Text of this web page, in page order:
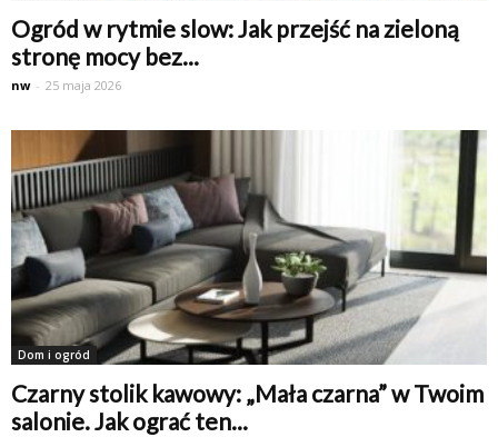
Ogród w rytmie slow: Jak przejść na zieloną
stronę mocy bez...
nw - 25 maja 2026
Dom i ogród
Czarny stolik kawowy: „Mała czarna” w Twoim
salonie. Jak ograć ten...